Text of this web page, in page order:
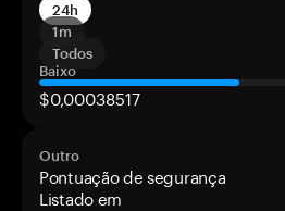
24h
1m
Todos
Baixo
$0,00038517
Outro
Pontuação de segurança
Listado em